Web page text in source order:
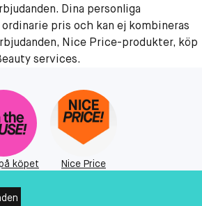
Dina personliga
pris och kan ej kombineras
Nice Price-produkter, köp
services.
köpet Nice Price